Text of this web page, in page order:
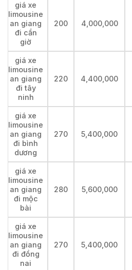
giá xe
limousine
an giang
đi cần
giờ
200 4,000,000
giá xe
limousine
an giang
đi tây
ninh
220 4,400,000
giá xe
limousine
an giang
đi bình
dương
270 5,400,000
giá xe
limousine
an giang
đi mộc
bài
280 5,600,000
giá xe
limousine
an giang
đi đồng
nai
270 5,400,000